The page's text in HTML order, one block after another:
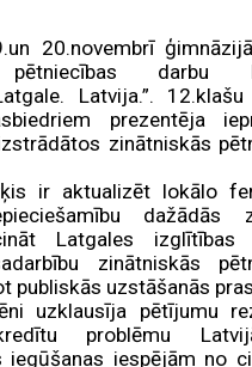
20.novembrī
pētniecības darbu
Latvija.”.
prezentēja
zinātniskās
ir aktualizēt lokālo
dažādās
Latgales izglītības
zinātniskās
publiskās uzstāšanās
uzklausīja pētījumu
problēmu
iegūšanas iespējām no